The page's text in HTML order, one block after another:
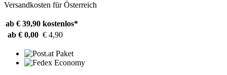
Versandkosten für Österreich
ab € 39,90 kostenlos*
ab € 0,00 € 4,90